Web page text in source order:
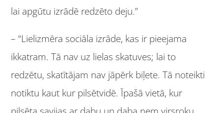
lai apgūtu izrādē redzēto deju.”
– “Lielizmēra sociāla izrāde, kas ir pieejama
ikkatram. Tā nav uz lielas skatuves; lai to
redzētu, skatītājam nav jāpērk biļete. Tā noteikti
notiktu kaut kur pilsētvidē. Īpašā vietā, kur